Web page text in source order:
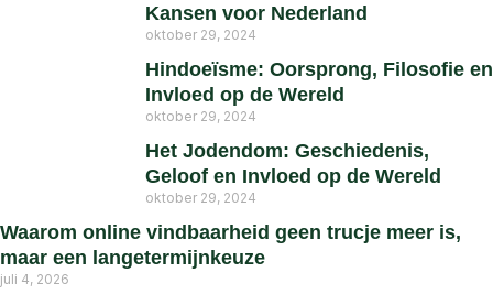
Kansen voor Nederland
oktober 29, 2024
Hindoeïsme: Oorsprong, Filosofie en
Invloed op de Wereld
oktober 29, 2024
Het Jodendom: Geschiedenis,
Geloof en Invloed op de Wereld
oktober 29, 2024
Waarom online vindbaarheid geen trucje meer is,
maar een langetermijnkeuze
juli 4, 2026